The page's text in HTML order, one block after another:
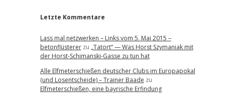
Letzte Kommentare
Lass mal netzwerken – Links vom 5. Mai 2015 –
betonflüstererzu „Tatort“ — Was Horst Szymaniak mit
der Horst-Schimanski-Gasse zu tun hat
Alle Elfmeterschießen deutscher Clubs im Europapokal
(und Losentscheide) – Trainer Baade zu
Elfmeterschießen, eine bayrische Erfindung